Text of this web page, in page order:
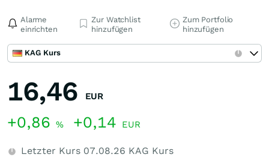
Alarme
einrichten
Zur Watchlist
hinzufügen
Zum Portfolio
hinzufügen
KAG Kurs
16,46 EUR
+0,86 % +0,14 EUR
Letzter Kurs 07.08.26 KAG Kurs